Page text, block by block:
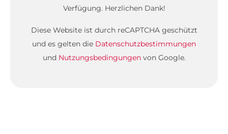
Verfügung. Herzlichen Dank!
Diese Website ist durch reCAPTCHA geschützt
und es gelten die Datenschutzbestimmungen
und Nutzungsbedingungenvon Google.